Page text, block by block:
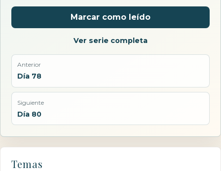
Marcar como leído
Ver serie completa
Anterior
Día 78
Siguiente
Día 80
Temas